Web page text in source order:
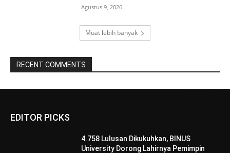
Agustus 9, 2026
Muat lebih banyak
RECENT COMMENTS
EDITOR PICKS
4.758 Lulusan Dikukuhkan, BINUS
University Dorong Lahirnya Pemimpin